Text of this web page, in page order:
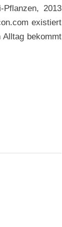
2013
existiert
bekommt